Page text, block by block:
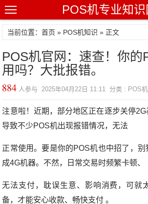
POS机专业知识
当前位置：首页 » POS机知识 » 正文
POS机官网：速查！你的
用吗？大批报错。
884 人参与 2025年04月22日 11:11 分类 : POS
注意啦！近期，部分地区正在逐步关停
导致不少POS机出现报错情况，无法
正常使用。要是你的POS机也中招了，
成4G机器。不然，日常交易时频繁卡顿、
无法支付，耽误生意、影响消费，可就
备，才能安心收款、畅快支付 。